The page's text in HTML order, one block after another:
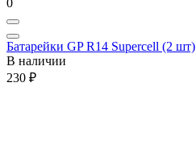
Батарейки GP R14 Supercell (2 шт)
В наличии
230 ₽